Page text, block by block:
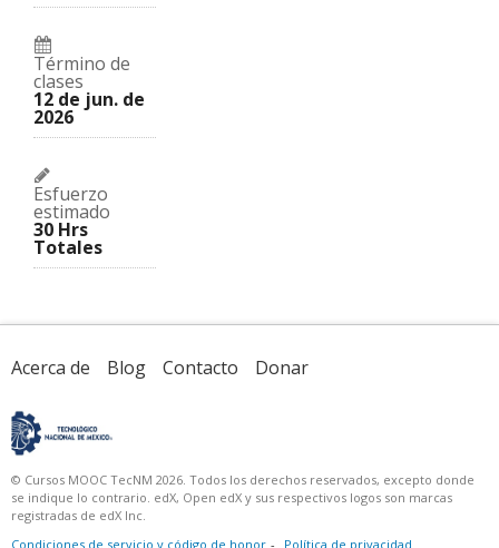
Término de
clases
12 de jun. de
2026
Esfuerzo
estimado
30 Hrs
Totales
Acerca de Blog Contacto Donar
© Cursos MOOC TecNM 2026. Todos los derechos reservados, excepto donde
se indique lo contrario. edX, Open edX y sus respectivos logos son marcas
registradas de edX Inc.
Condiciones de servicio y código de honor
Política de privacidad